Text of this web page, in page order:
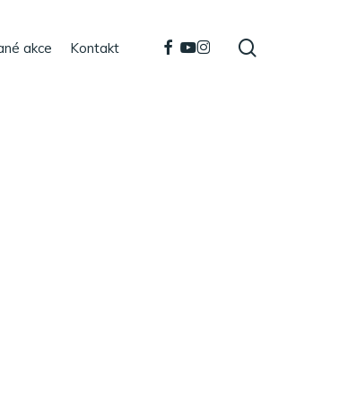
akce Kontakt facebook
youtube
instagram